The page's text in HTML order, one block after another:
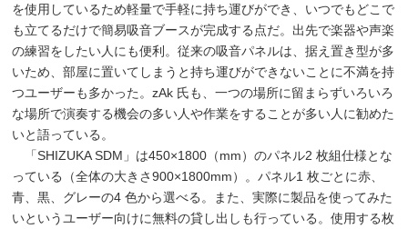
を使用しているため軽量で手軽に持ち運びができ、いつでもどこで
も立てるだけで簡易吸音ブースが完成する点だ。出先で楽器や声楽
の練習をしたい人にも便利。従来の吸音パネルは、据え置き型が多
いため、部屋に置いてしまうと持ち運びができないことに不満を持
つユーザーも多かった。zAk 氏も、一つの場所に留まらずいろいろ
な場所で演奏する機会の多い人や作業をすることが多い人に勧めた
いと語っている。
「SHIZUKA SDM」は450×1800（mm）のパネル2 枚組仕様とな
っている（全体の大きさ900×1800mm）。パネル1 枚ごとに赤、
青、黒、グレーの4 色から選べる。また、実際に製品を使ってみた
いというユーザー向けに無料の貸し出しも行っている。使用する枚